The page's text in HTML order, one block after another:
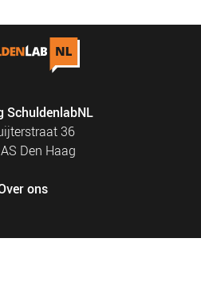
SchuldenlabNL
36
Den Haag
ons